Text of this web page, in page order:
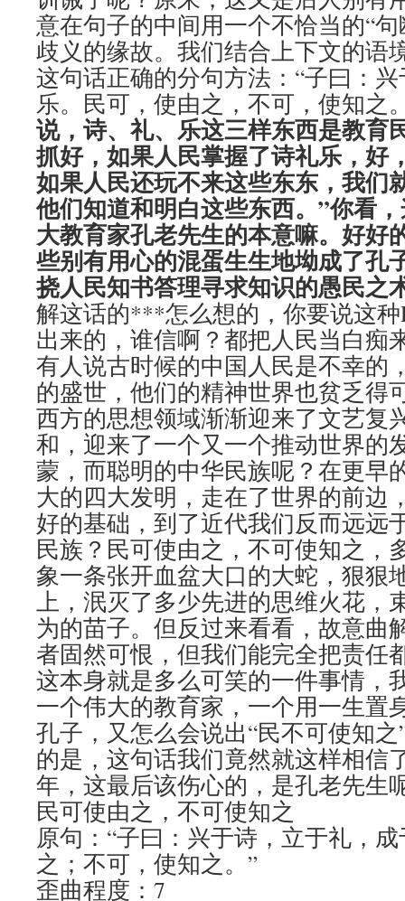
意在句子的中间用一个不恰当的“
歧义的缘故。我们结合上下文的语
这句话正确的分句方法：“子曰：
乐。民可，使由之，不可，使知之
说，诗、礼、乐这三样东西是教育
抓好，如果人民掌握了诗礼乐，好
如果人民还玩不来这些东东，我们
他们知道和明白这些东西。”你看
大教育家孔老先生的本意嘛。好好
些别有用心的混蛋生生地坳成了孔
挠人民知书答理寻求知识的愚民之
解这话的***怎么想的，你要说这
出来的，谁信啊？都把人民当白痴
有人说古时候的中国人民是不幸的
的盛世，他们的精神世界也贫乏得
西方的思想领域渐渐迎来了文艺复
和，迎来了一个又一个推动世界的
蒙，而聪明的中华民族呢？在更早
大的四大发明，走在了世界的前边
好的基础，到了近代我们反而远远
民族？民可使由之，不可使知之，
象一条张开血盆大口的大蛇，狠狠
上，泯灭了多少先进的思维火花，
为的苗子。但反过来看看，故意曲
者固然可恨，但我们能完全把责任
这本身就是多么可笑的一件事情，
一个伟大的教育家，一个用一生置
孔子，又怎么会说出“民不可使知
的是，这句话我们竟然就这样相信
年，这最后该伤心的，是孔老先生
民可使由之，不可使知之
原句：“子曰：兴于诗，立于礼，
之；不可，使知之。”
歪曲程度：7